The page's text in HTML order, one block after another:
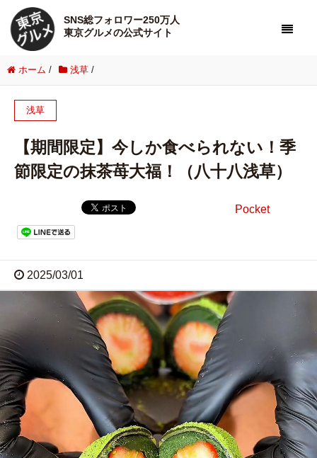
SNS総フォロワー250万人
東京グルメの公式サイト
ホーム / 浅草 /
浅草
【期間限定】今しか食べられない！季
節限定の抹茶苺大福！（八十八浅草）
Pocket
2025/03/01